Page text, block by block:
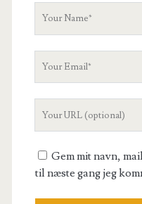
Gem mit navn,
til næste gang jeg